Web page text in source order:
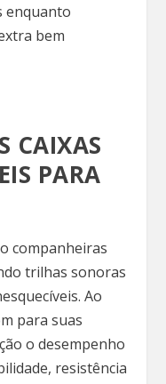
enquanto
bem
CAIXAS
PARA
companheiras
trilhas sonoras
Ao
para suas
o desempenho
resistência